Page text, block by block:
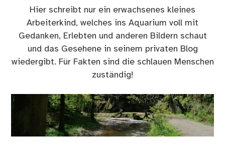
Hier schreibt nur ein erwachsenes kleines
Arbeiterkind, welches ins Aquarium voll mit
Gedanken, Erlebten und anderen Bildern schaut
und das Gesehene in seinem privaten Blog
wiedergibt. Für Fakten sind die schlauen Menschen
zuständig!